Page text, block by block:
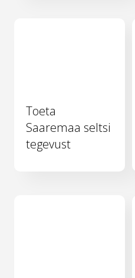
Toeta
Saaremaa seltsi
tegevust